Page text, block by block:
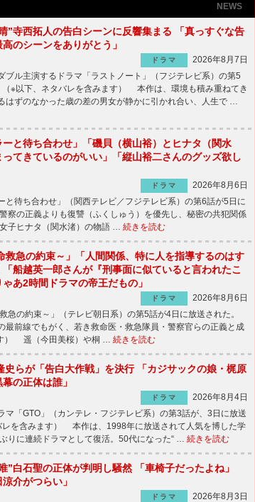
NEWS
”寺西拓人の告白シーンに反響集まる 「真っすぐな告
のシーンをありがとう」
ドラマ
2026年8月7日
ル主演するドラマ「ラストノート」（フジテレビ系）の第5
（※以下、ネタバレを含みます） 本作は、環境も積み重ねてき
はずのなかった歳の差の男女が静かに引かれ合い、人生で …
ーと待ち合わせ」「磯貝（横山裕）とヒナタ（関水
てきているのがいい」「縦山裕二さんのグッズ欲し
ドラマ
2026年8月6日
待ち合わせ」（関西テレビ／フジテレビ系）の第6話が5日に
の正義よりも復讐（ふくしゅう）を優先し、秘密の共犯関係
子ヒナタ（関水渚）の物語 … 続きを読む
救急の約束～」「人間関係、特に人を指導するのはす
船越英一郎さんが『刑事面に似ていると言われたこ
あ2時間ドラマの帝王だもの」
ドラマ
2026年8月6日
急の約束～」（テレビ朝日系）の第5話が4日に放送された。
前線でもがく、若き救命医・救急隊員・警察官らの正義と成
） 遥（今田美桜）や桐 … 続きを読む
史らが「告白大作戦」を決行 「カジサックの娘・梶原
の正体は誰」
ドラマ
2026年8月4日
「GTO」（カンテレ・フジテレビ系）の第3話が、3日に放送
レを含みます） 本作は、1998年に放送されて人気を博した学
りに連続ドラマとして復活。50代になった“ … 続きを読む
”白石聖の正体が判明し騒然 「車椅子だったよね」
介がつらい」
ドラマ 2026年8月3日